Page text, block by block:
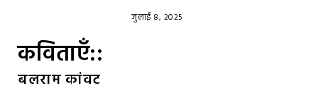
जुलाई 8, 2025
कविताएँ::
बलरामकांवट